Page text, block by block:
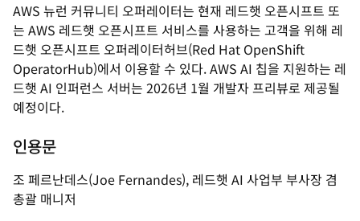
AWS 뉴런 커뮤니티 오퍼레이터는 현재 레드햇 오픈시프트 또
는 AWS 레드햇 오픈시프트 서비스를 사용하는 고객을 위해 레
드햇 오픈시프트 오퍼레이터허브(Red Hat OpenShift
OperatorHub)에서 이용할 수 있다. AWS AI 칩을 지원하는 레
드햇 AI 인퍼런스 서버는 2026년 1월 개발자 프리뷰로 제공될
예정이다.
인용문
조 페르난데스(Joe Fernandes), 레드햇 AI 사업부 부사장 겸
총괄 매니저